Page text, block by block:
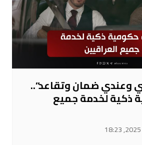
وعندي ضمان وتقاعد”..
ذكية لخدمة جميع